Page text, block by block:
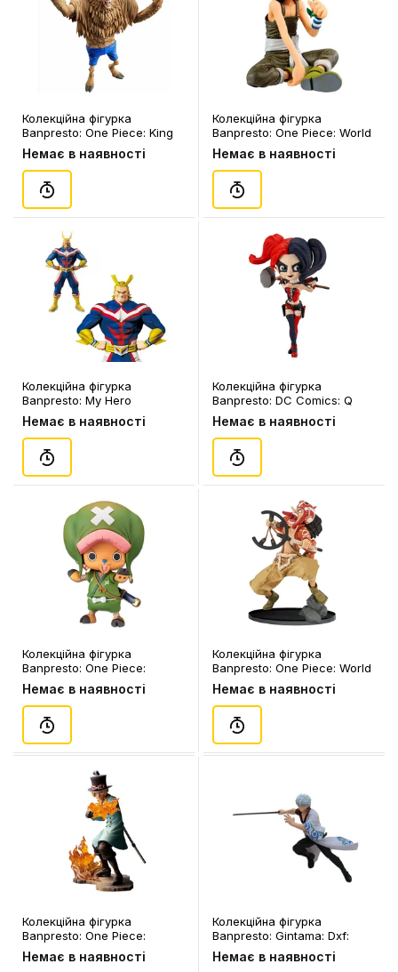
Колекційна фігурка
Banpresto: One Piece: King
Of Artist: Tonytony Chopper,
(825080)
Немає в наявності
Колекційна фігурка
Banpresto: One Piece: World
Figure Colosseum: Usopp
(special), (827268)
Немає в наявності
Колекційна фігурка
Banpresto: My Hero
Academia: All Might,
(338965)
Немає в наявності
Колекційна фігурка
Banpresto: DC Comics: Q
Posket Mini Figure: Harley
Quinn, (826773)
Немає в наявності
Колекційна фігурка
Banpresto: One Piece:
Chopper, (339123)
Немає в наявності
Колекційна фігурка
Banpresto: One Piece: World
Figure Colosseum: Usopp,
(852024)
Немає в наявності
Колекційна фігурка
Banpresto: One Piece:
Stampede: Brotherhood III:
Sabo, (178999)
Немає в наявності
Колекційна фігурка
Banpresto: Gintama: Dxf:
Gintoki Sakata, (170191)
Немає в наявності